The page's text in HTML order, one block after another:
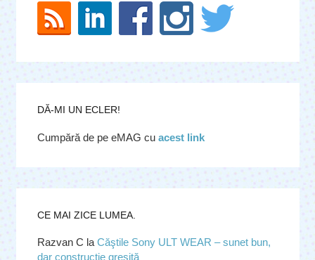
DĂ-MI UN ECLER!
Cumpără de pe eMAG cu acest link
CE MAI ZICE LUMEA.
Razvan C la Căştile Sony ULT WEAR – sunet bun,
dar construcţie greşită